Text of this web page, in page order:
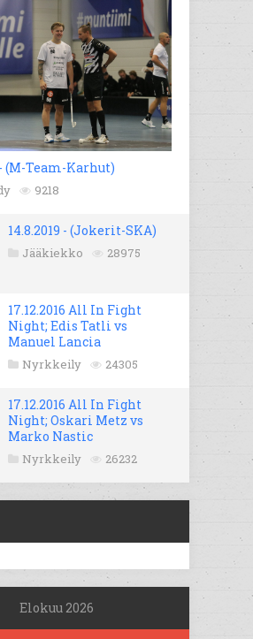
- (M-Team-Karhut)
9218
14.8.2019 - (Jokerit-SKA)
Jääkiekko 28975
17.12.2016 All In Fight
Night; Edis Tatli vs
Manuel Lancia
Nyrkkeily 24305
17.12.2016 All In Fight
Night; Oskari Metz vs
Marko Nastic
Nyrkkeily 26232
Elokuu 2026